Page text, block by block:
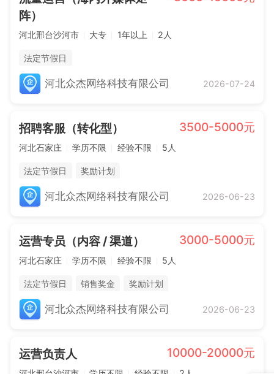
阵）
河北邢台沙河市 大专 1年以上 2人
法定节假日
河北众杰网络科技有限公司 2026-07-24
招聘客服（转化型） 3500-5000元
河北石家庄 学历不限 经验不限 5人
法定节假日 奖励计划
河北众杰网络科技有限公司 2026-06-23
运营专员（内容 / 渠道） 3000-5000元
河北石家庄 学历不限 经验不限 5人
法定节假日 销售奖金 奖励计划
河北众杰网络科技有限公司 2026-06-23
运营负责人 10000-20000元